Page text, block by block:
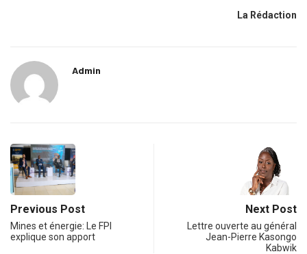
La Rédaction
Admin
Previous Post
Mines et énergie: Le FPI
explique son apport
Next Post
Lettre ouverte au général
Jean-Pierre Kasongo
Kabwik